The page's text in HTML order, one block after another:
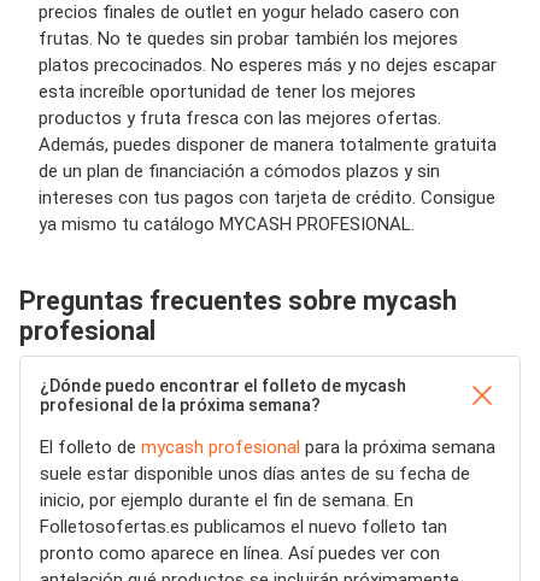
precios finales de outlet en yogur helado casero con
frutas. No te quedes sin probar también los mejores
platos precocinados. No esperes más y no dejes escapar
esta increíble oportunidad de tener los mejores
productos y fruta fresca con las mejores ofertas.
Además, puedes disponer de manera totalmente gratuita
de un plan de financiación a cómodos plazos y sin
intereses con tus pagos con tarjeta de crédito. Consigue
ya mismo tu catálogo MYCASH PROFESIONAL.
Preguntas frecuentes sobre mycash
profesional
¿Dónde puedo encontrar el folleto de mycash
profesional de la próxima semana?
El folleto de mycash profesional para la próxima semana
suele estar disponible unos días antes de su fecha de
inicio, por ejemplo durante el fin de semana. En
Folletosofertas.es publicamos el nuevo folleto tan
pronto como aparece en línea. Así puedes ver con